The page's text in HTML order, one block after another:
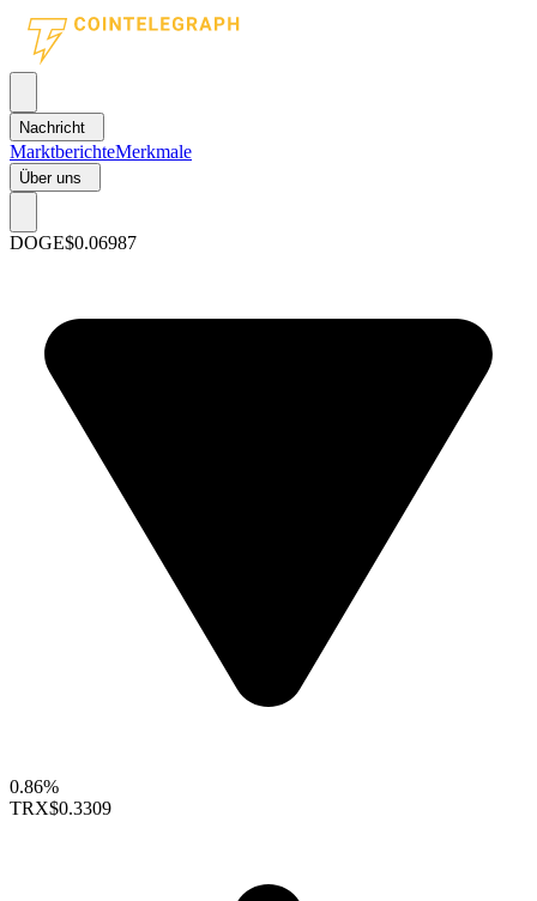
Nachricht
MarktberichteMerkmale
Über uns
DOGE$0.06987
0.86%
TRX$0.3309